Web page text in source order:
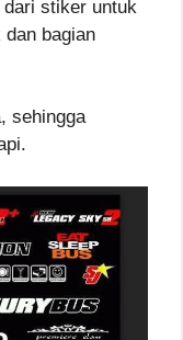
stiker untuk
bagian
sehingga